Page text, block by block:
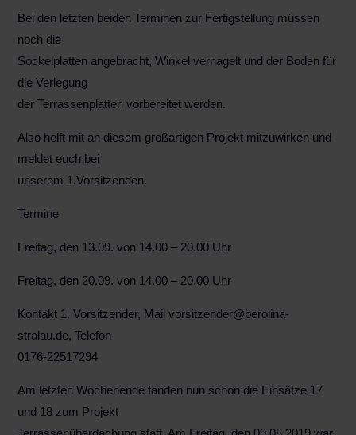
Bei den letzten beiden Terminen zur Fertigstellung müssen
noch die
Sockelplatten angebracht, Winkel vernagelt und der Boden für
die Verlegung
der Terrassenplatten vorbereitet werden.
Also helft mit an diesem großartigen Projekt mitzuwirken und
meldet euch bei
unserem 1.Vorsitzenden.
Termine
Freitag, den 13.09. von 14.00 – 20.00 Uhr
Freitag, den 20.09. von 14.00 – 20.00 Uhr
Kontakt 1. Vorsitzender, Mail vorsitzender@berolina-
stralau.de, Telefon
0176-22517294
Am letzten Wochenende fanden nun schon die Einsätze 17
und 18 zum Projekt